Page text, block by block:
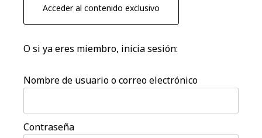
Acceder al contenido exclusivo
O si ya eres miembro, inicia sesión:
Nombre de usuario o correo electrónico
Contraseña